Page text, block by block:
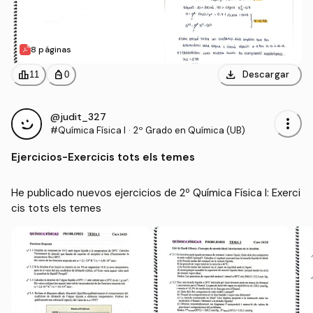
8 páginas
leaderboard11 personal_bag 0 download Descargar
@judit_327
#Química Física I · 2º Grado en Química (UB) more_vert
Ejercicios-Exercicis tots els temes
He publicado nuevos ejercicios de 2º Química Física I: Exerci
cis tots els temes